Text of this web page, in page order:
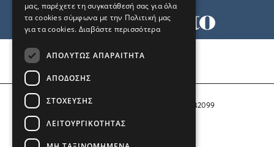
Αριθμός Πιστοποίησης Μ.Η.Τ. 242099
COPYRIGHT © 2026 Το Μανιφέστο
μας, παρέχετε τη συγκατάθεσή σας για όλα
τα cookies σύμφωνα με την Πολιτική μας
για τα cookies. Διαβάστε περισσότερα
ΑΠΟΛΎΤΩΣ ΑΠΑΡΑΊΤΗΤΑ
ΑΠΌΔΟΣΗΣ
ΣΤΌΧΕΥΣΗΣ
ΛΕΙΤΟΥΡΓΙΚΌΤΗΤΑΣ